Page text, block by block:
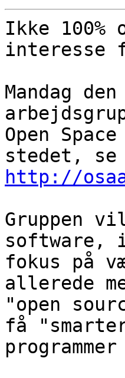
Ikke 100%
interesse
Mandag
Open
http://
Gruppen
software,
fokus på
allerede
"open
få